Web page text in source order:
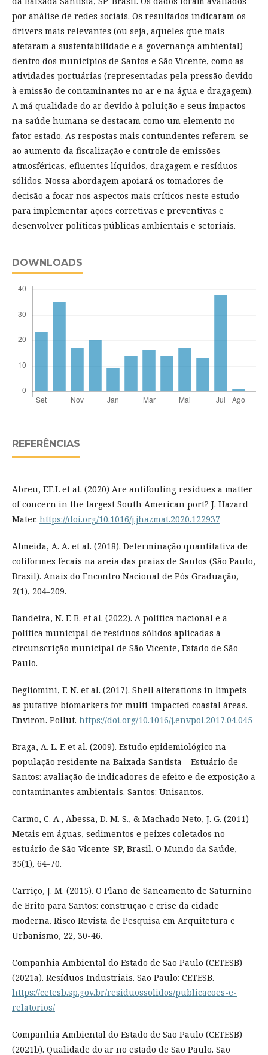
por análise de redes sociais. Os resultados indicaram os
drivers mais relevantes (ou seja, aqueles que mais
afetaram a sustentabilidade e a governança ambiental)
dentro dos municípios de Santos e São Vicente, como as
atividades portuárias (representadas pela pressão devido
à emissão de contaminantes no ar e na água e dragagem).
A má qualidade do ar devido à poluição e seus impactos
na saúde humana se destacam como um elemento no
fator estado. As respostas mais contundentes referem-se
ao aumento da fiscalização e controle de emissões
atmosféricas, efluentes líquidos, dragagem e resíduos
sólidos. Nossa abordagem apoiará os tomadores de
decisão a focar nos aspectos mais críticos neste estudo
para implementar ações corretivas e preventivas e
desenvolver políticas públicas ambientais e setoriais.
DOWNLOADS
REFERÊNCIAS
Abreu, F.E.L et al. (2020) Are antifouling residues a matter
of concern in the largest South American port? J. Hazard
Mater. https://doi.org/10.1016/j.jhazmat.2020.122937
Almeida, A. A. et al. (2018). Determinação quantitativa de
coliformes fecais na areia das praias de Santos (São Paulo,
Brasil). Anais do Encontro Nacional de Pós Graduação,
2(1), 204-209.
Bandeira, N. F. B. et al. (2022). A política nacional e a
política municipal de resíduos sólidos aplicadas à
circunscrição municipal de São Vicente, Estado de São
Paulo.
Begliomini, F. N. et al. (2017). Shell alterations in limpets
as putative biomarkers for multi-impacted coastal áreas.
Environ. Pollut. https://doi.org/10.1016/j.envpol.2017.04.045
Braga, A. L. F. et al. (2009). Estudo epidemiológico na
população residente na Baixada Santista – Estuário de
Santos: avaliação de indicadores de efeito e de exposição a
contaminantes ambientais. Santos: Unisantos.
Carmo, C. A., Abessa, D. M. S., & Machado Neto, J. G. (2011)
Metais em águas, sedimentos e peixes coletados no
estuário de São Vicente-SP, Brasil. O Mundo da Saúde,
35(1), 64-70.
Carriço, J. M. (2015). O Plano de Saneamento de Saturnino
de Brito para Santos: construção e crise da cidade
moderna. Risco Revista de Pesquisa em Arquitetura e
Urbanismo, 22, 30-46.
Companhia Ambiental do Estado de São Paulo (CETESB)
(2021a). Resíduos Industriais. São Paulo: CETESB.
https://cetesb.sp.gov.br/residuossolidos/publicacoes-e-
relatorios/
Companhia Ambiental do Estado de São Paulo (CETESB)
(2021b). Qualidade do ar no estado de São Paulo. São